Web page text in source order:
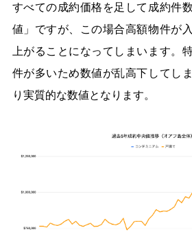
すべての成約価格を足して成約件
値」ですが、この場合高額物件が
上がることになってしまいます。
件が多いため数値が乱高下してし
り実質的な数値となります。